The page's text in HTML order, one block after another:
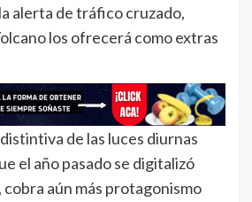
alerta de tráfico cruzado,
los ofrecerá como extras
de las luces diurnas
el año pasado se digitalizó
aún más protagonismo